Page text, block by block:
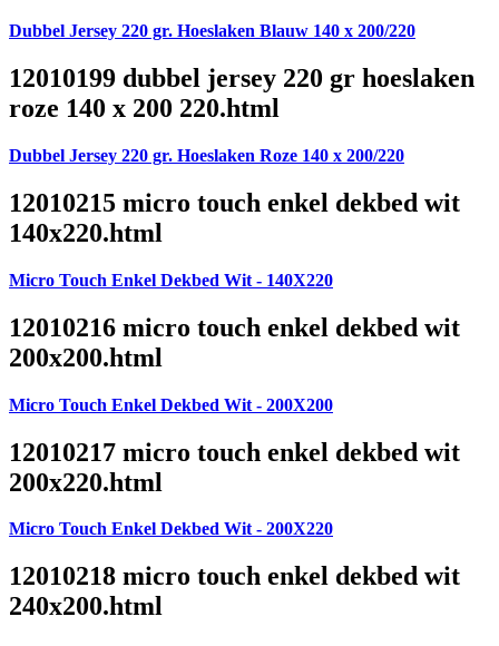
Dubbel Jersey 220 gr. Hoeslaken Blauw 140 x 200/220
12010199 dubbel jersey 220 gr hoeslaken
roze 140 x 200 220.html
Dubbel Jersey 220 gr. Hoeslaken Roze 140 x 200/220
12010215 micro touch enkel dekbed wit
140x220.html
Micro Touch Enkel Dekbed Wit - 140X220
12010216 micro touch enkel dekbed wit
200x200.html
Micro Touch Enkel Dekbed Wit - 200X200
12010217 micro touch enkel dekbed wit
200x220.html
Micro Touch Enkel Dekbed Wit - 200X220
12010218 micro touch enkel dekbed wit
240x200.html